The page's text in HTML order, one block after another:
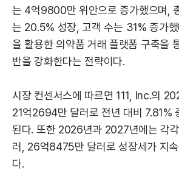
는 4억9800만 위안으로 증가했으며,
는 20.5% 성장, 고객 수는 31% 증가
을 활용한 의약품 거래 플랫폼 구축을
반을 강화한다는 전략이다.
시장 컨센서스에 따르면 111, Inc.의
21억2694만 달러로 전년 대비 7.81%
된다. 또한 2026년과 2027년에는 각
러, 26억8475만 달러로 성장세가 지
다.